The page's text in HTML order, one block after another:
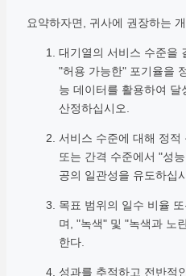
요약하자면, 귀사에 권장하는
대기열의 서비스 수준을
"허용 가능한" 포기율을
능 데이터를 활용하여
산정하십시오.
서비스 수준에 대해 정적
또는 간격 수준에서 "성
공의 일관성을 유도하십
목표 범위의 일수 비율
며, "녹색" 및 "녹색과 노
한다.
성과를 추적하고 전반적